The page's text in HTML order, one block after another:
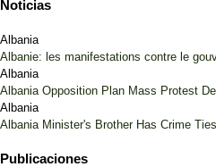
Noticias
Albania
Albanie: les manifestations contre le
Albania
Albania Opposition Plan Mass Protest
Albania
Albania Minister's Brother Has Crime
Publicaciones